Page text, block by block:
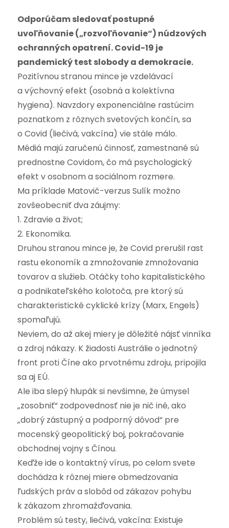
Odporúčam sledovať postupné
uvoľňovanie („rozvoľňovanie“) núdzových
ochranných opatrení. Covid-19 je
pandemický test slobody a demokracie.
Pozitívnou stranou mince je vzdelávací
a výchovný efekt (osobná a kolektívna
hygiena). Navzdory exponenciálne rastúcim
poznatkom z rôznych svetových končín, sa
o Covid (liečivá, vakcína) vie stále málo.
Médiá majú zaručenú činnosť, zamestnané sú
prednostne Covidom, čo má psychologický
efekt v osobnom a sociálnom rozmere.
Ma príklade Matovič-verzus Sulík možno
zovšeobecniť dva záujmy:
1. Zdravie a život;
2. Ekonomika.
Druhou stranou mince je, že Covid prerušil rast
rastu ekonomík a zmnožovanie zmnožovania
tovarov a služieb. Otáčky toho kapitalistického
a podnikateľského kolotoča, pre ktorý sú
charakteristické cyklické krízy (Marx, Engels)
spomaľujú.
Neviem, do až akej miery je dôležité nájsť vinníka
a zdroj nákazy. K žiadosti Austrálie o jednotný
front proti Číne ako prvotnému zdroju, pripojila
sa aj EÚ.
Ale iba slepý hlupák si nevšimne, že úmysel
„zosobniť“ zodpovednosť nie je nič iné, ako
„dobrý zástupný a podporný dôvod“ pre
mocenský geopolitický boj, pokračovanie
obchodnej vojny s Čínou.
Keďže ide o kontaktný vírus, po celom svete
dochádza k rôznej miere obmedzovania
ľudských práv a slobôd od zákazov pohybu
k zákazom zhromažďovania.
Problém sú testy, liečivá, vakcína: Existuje